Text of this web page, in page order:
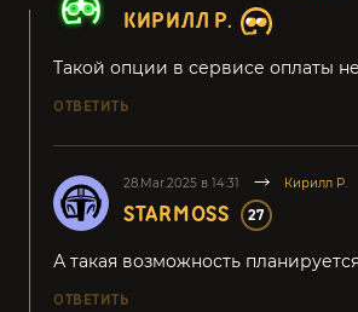
КИРИЛЛ Р.
Такой опции в сервисе оплаты
ОТВЕТИТЬ
28.Mar.2025 в 14:31 Кирилл Р.
STARMOSS 27
А такая возможность
ОТВЕТИТЬ